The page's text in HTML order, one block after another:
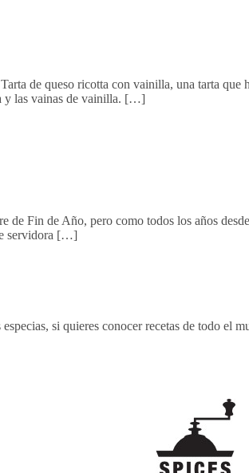
de queso ricotta con vainilla, una tarta
y las vainas de vainilla. […]
Fin de Año, pero como todos los años
servidora […]
si quieres conocer recetas de todo el